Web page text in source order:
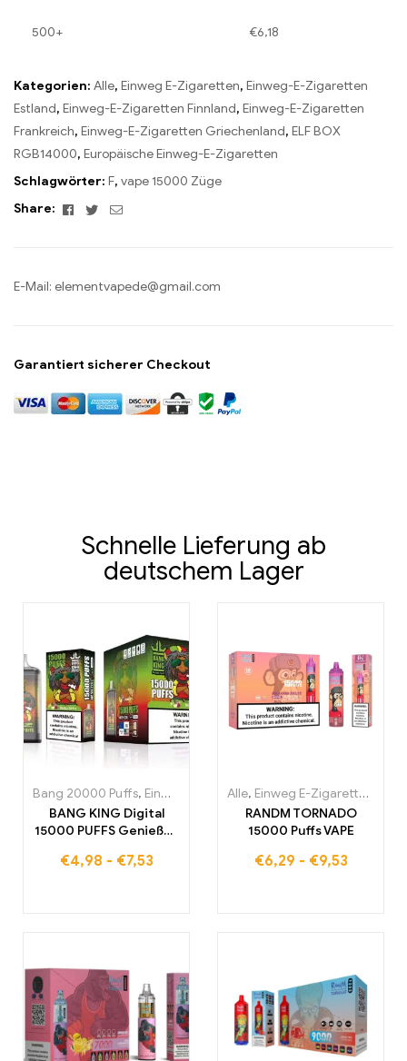
500+ €6,18
Kategorien: Alle, Einweg E-Zigaretten, Einweg-E-Zigaretten
Estland, Einweg-E-Zigaretten Finnland, Einweg-E-Zigaretten
Frankreich, Einweg-E-Zigaretten Griechenland, ELF BOX
RGB14000, Europäische Einweg-E-Zigaretten
Schlagwörter: F, vape 15000 Züge
Share:
Facebook
TwitterEmail
E-Mail: elementvapede@gmail.com
Garantiert sicherer Checkout
Schnelle Lieferung ab
deutschem Lager
Bang 20000 Puffs, Einweg E-Zigaretten ,Einweg-E-Zigaretten
BANG KING Digital
15000 PUFFS Genießen
Nebelungserlebnis
€4,98 - €7,53
Alle, Einweg E-Zigaretten
RANDM TORNADO
15000 Puffs VAPE
€6,29 - €9,53